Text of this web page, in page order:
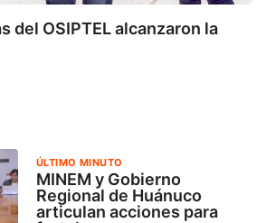
del OSIPTEL alcanzaron la
ÚLTIMO MINUTO
MINEM y Gobierno
Regional de Huánuco
articulan acciones para